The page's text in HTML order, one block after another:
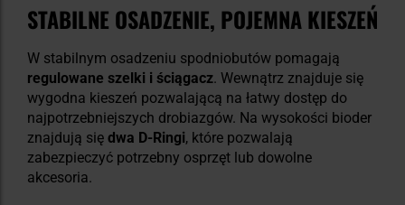
STABILNE OSADZENIE, POJEMNA KIESZEŃ
W stabilnym osadzeniu spodniobutów pomagają
regulowane szelki i ściągacz. Wewnątrz znajduje się
wygodna kieszeń pozwalającą na łatwy dostęp do
najpotrzebniejszych drobiazgów. Na wysokości bioder
znajdują się dwa D-Ringi, które pozwalają
zabezpieczyć potrzebny osprzęt lub dowolne
akcesoria.